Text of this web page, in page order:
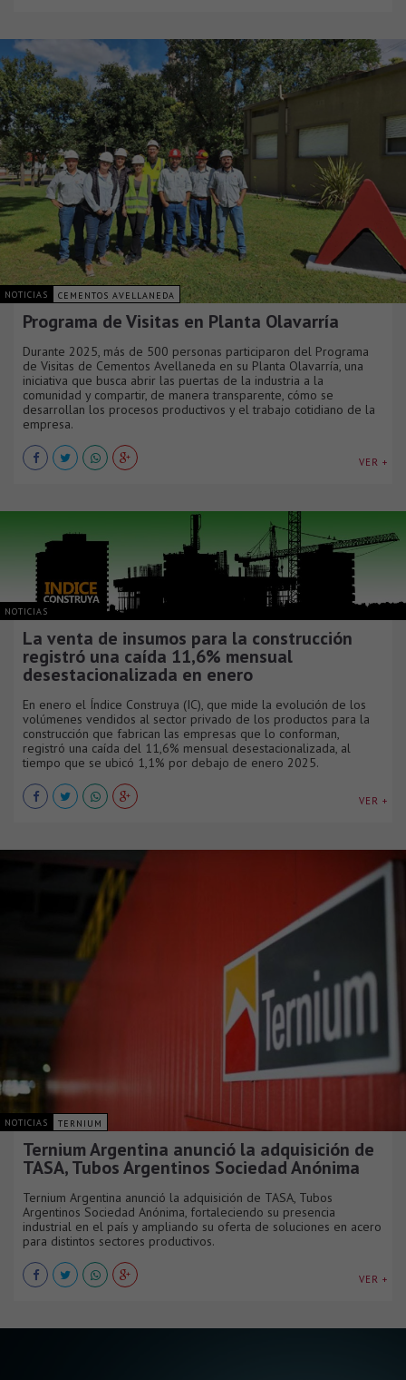
NOTICIAS CEMENTOS AVELLANEDA
Programa de Visitas en Planta Olavarría
Durante 2025, más de 500 personas participaron del Programa
de Visitas de Cementos Avellaneda en su Planta Olavarría, una
iniciativa que busca abrir las puertas de la industria a la
comunidad y compartir, de manera transparente, cómo se
desarrollan los procesos productivos y el trabajo cotidiano de la
empresa.
VER +
NOTICIAS
La venta de insumos para la construcción
registró una caída 11,6% mensual
desestacionalizada en enero
En enero el Índice Construya (IC), que mide la evolución de los
volúmenes vendidos al sector privado de los productos para la
construcción que fabrican las empresas que lo conforman,
registró una caída del 11,6% mensual desestacionalizada, al
tiempo que se ubicó 1,1% por debajo de enero 2025.
VER +
NOTICIAS TERNIUM
Ternium Argentina anunció la adquisición de
TASA, Tubos Argentinos Sociedad Anónima
Ternium Argentina anunció la adquisición de TASA, Tubos
Argentinos Sociedad Anónima, fortaleciendo su presencia
industrial en el país y ampliando su oferta de soluciones en acero
para distintos sectores productivos.
VER +